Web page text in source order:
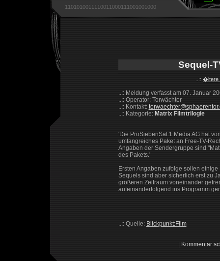
1101010011110011000111001001000
Sequel-
..:: �ltere
..:: Meldung verfasst am 07. Januar
..:: Operator: Torwächter
..:: Kontakt:
..:: Kategorie: Matrix Filmtrilogie
'Die ProSiebenSat.1 Media AG hat
umfangreiches Paket an Free-TV-
Angaben der Sendergruppe sind
des Pakets.'
Ersten Angaben zufolge sollen
Sequels sind aber sicherlich erst zu
größeren Zeitraum voneinander
aufeinanderfolgend ins Programm
..:: Quelle: Blickpunkt:Film
Kommentar